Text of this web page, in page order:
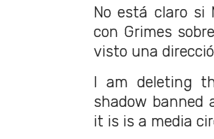
No está claro si
con Grimes
visto una
I am deleting
shadow banned
it is is a media